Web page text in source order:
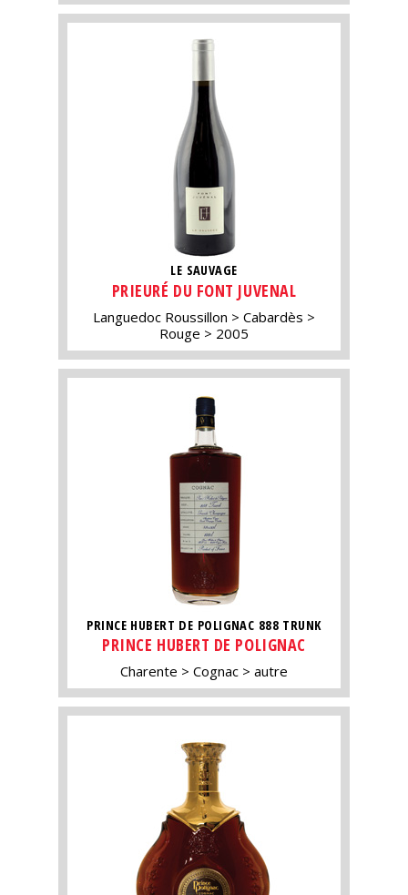
LE SAUVAGE
PRIEURÉ DU FONT JUVENAL
Languedoc Roussillon
Cabardès
Rouge
2005
PRINCE HUBERT DE POLIGNAC 888 TRUNK
PRINCE HUBERT DE POLIGNAC
Charente Cognac autre